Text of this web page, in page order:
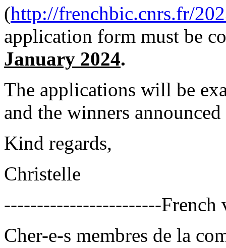
(http://frenchbic.cnrs.fr/
application form must be
January 2024.
The applications will be
and the winners
Kind regards,
Christelle
------------------------French
Cher-e-s membres de la